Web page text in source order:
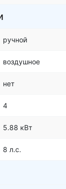
ручной
воздушное
нет
4
5.88 кВт
8 л.с.